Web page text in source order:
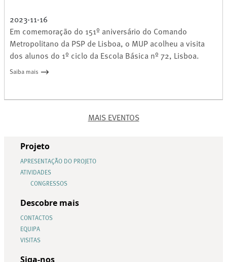
2023-11-16
Em comemoração do 151º aniversário do Comando
Metropolitano da PSP de Lisboa, o MUP acolheu a visita
dos alunos do 1º ciclo da Escola Básica nº 72, Lisboa.
Saiba mais
MAIS EVENTOS
Projeto
APRESENTAÇÃO DO PROJETO
ATIVIDADES
CONGRESSOS
Descobre mais
CONTACTOS
EQUIPA
VISITAS
Siga-nos